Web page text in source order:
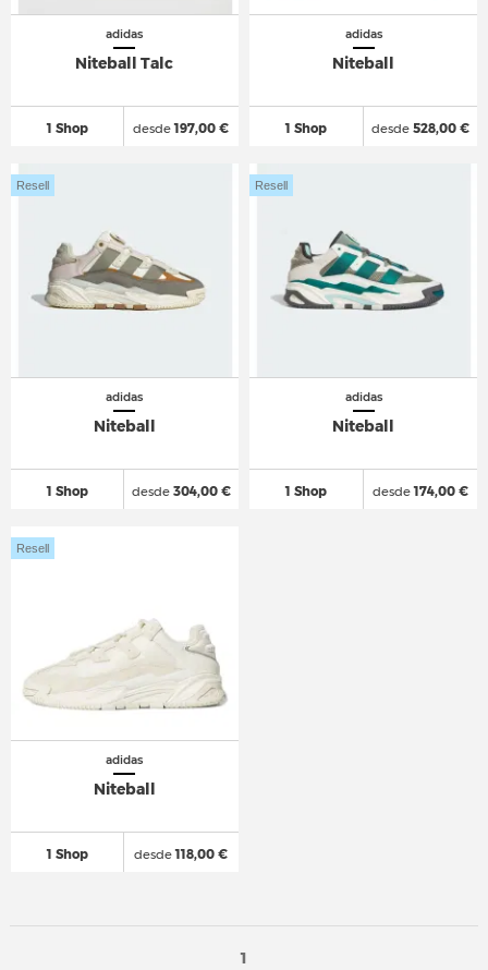
adidas
Niteball Talc
1 Shop desde197,00 €
adidas
Niteball
1 Shop desde528,00 €
adidas
Niteball
1 Shop
Resell
desde304,00 €
adidas
Niteball
1 Shop
Resell
desde174,00 €
adidas
Niteball
1 Shop
Resell
desde118,00 €
1